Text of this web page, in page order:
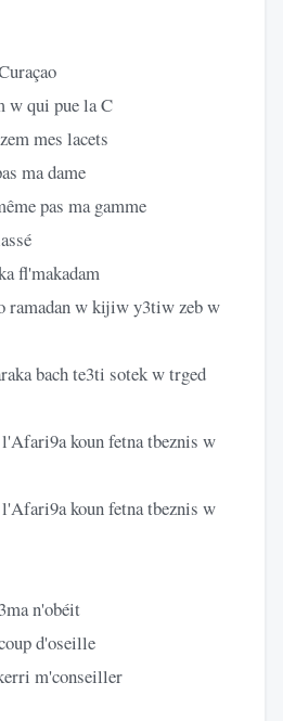
w qui pue la C
mes lacets
ma dame
pas ma gamme
fl'makadam
ramadan w kijiw y3tiw zeb w
bach te3ti sotek w trged
koun fetna tbeznis w
koun fetna tbeznis w
n'obéit
d'oseille
m'conseiller